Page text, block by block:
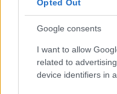
Opted Out
Google consents
I want to allow
related to
device identifiers in